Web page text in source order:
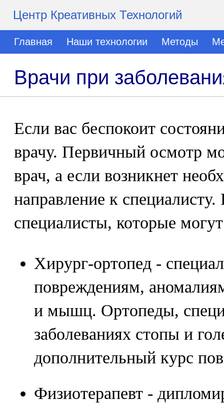
Центр Креативных Технологий
Главная Наши технологии Методы
Врачи при
Если вас беспокоит
врачу. Первичный осмотр
врач, а если возникнет
направление к
специалисты, которые
Хирург-ортопед -
повреждениям,
и мышц. Ортопеды,
заболеваниях стопы и
дополнительный курс
Физиотерапевт -